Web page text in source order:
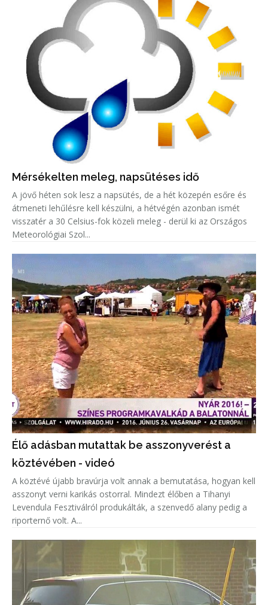
Mérsékelten meleg, napsütéses idő
A jövő héten sok lesz a napsütés, de a hét közepén esőre és
átmeneti lehűlésre kell készülni, a hétvégén azonban ismét
visszatér a 30 Celsius-fok közeli meleg - derül ki az Országos
Meteorológiai Szol...
Élő adásban mutattak be asszonyverést a
köztévében - videó
A köztévé újabb bravúrja volt annak a bemutatása, hogyan kell
asszonyt verni karikás ostorral. Mindezt élőben a Tihanyi
Levendula Fesztiválról produkálták, a szenvedő alany pedig a
riporternő volt. A...